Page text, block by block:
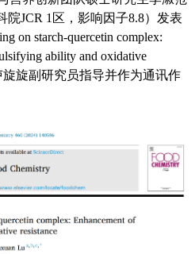
院JCR 1 区，影响因子8.8）发表
on starch-quercetin complex:
ability and oxidative
旋副研究员指导并作为通讯作